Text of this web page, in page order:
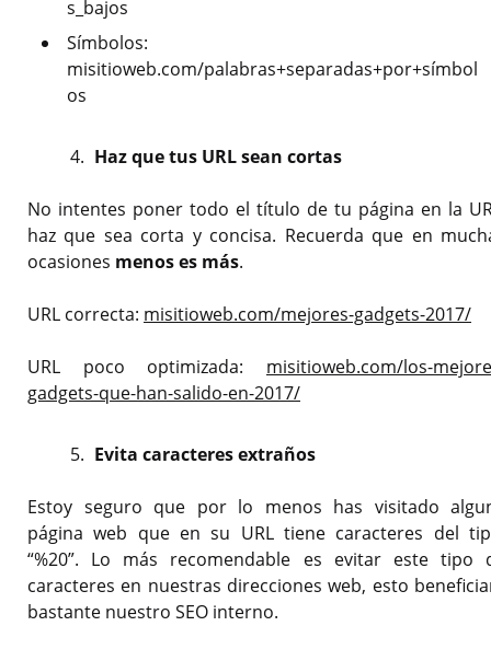
s_bajos
Símbolos:
misitioweb.com/palabras+separadas+por+símbol
os
Haz que tus URL sean cortas
No intentes poner todo el título de tu página en la
haz que sea corta y concisa. Recuerda que en
ocasiones menos es más.
URL correcta: misitioweb.com/mejores-gadgets-2017/
URL poco optimizada: misitioweb.com/los-
gadgets-que-han-salido-en-2017/
Evita caracteres extraños
Estoy seguro que por lo menos has visitado
página web que en su URL tiene caracteres del
“%20”. Lo más recomendable es evitar este tipo
caracteres en nuestras direcciones web, esto
bastante nuestro SEO interno.